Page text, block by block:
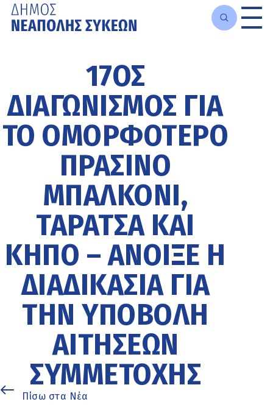
17ΟΣ
ΔΙΑΓΩΝΙΣΜΌΣ ΓΙΑ
ΤΟ ΟΜΟΡΦΌΤΕΡΟ
ΠΡΆΣΙΝΟ
ΜΠΑΛΚΌΝΙ,
ΤΑΡΆΤΣΑ ΚΑΙ
ΚΉΠΟ – ΆΝΟΙΞΕ Η
ΔΙΑΔΙΚΑΣΊΑ ΓΙΑ
ΤΗΝ ΥΠΟΒΟΛΉ
ΑΙΤΉΣΕΩΝ
ΣΥΜΜΕΤΟΧΉΣ
Πίσω στα Νέα